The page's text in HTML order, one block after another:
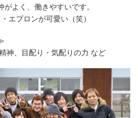
がよく、働きやすいです。
エプロンが可愛い（笑）
神、目配り・気配りの力 など